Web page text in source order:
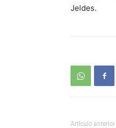
Jeldes.
Artículo anterior